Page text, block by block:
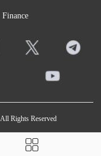
Finance
All Rights Reserved